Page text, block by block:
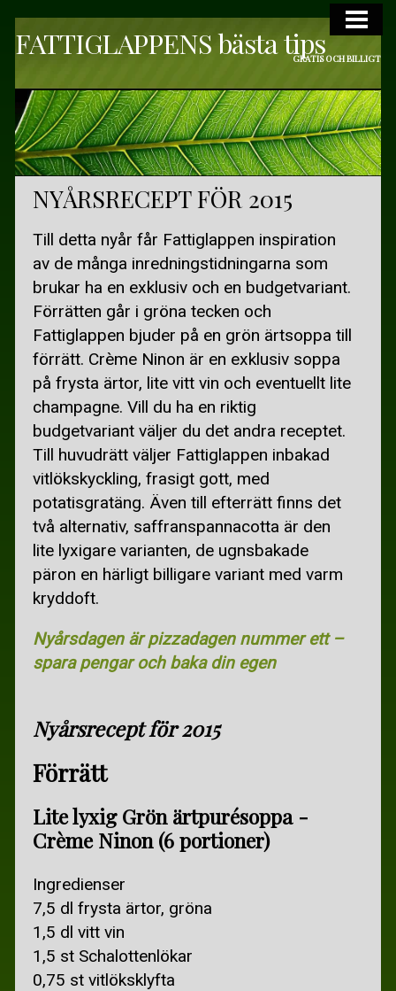
VARDAGSLYX
DAGSPA ÖVRIGA SVERIGE
ELEVBEHANDLINGAR
KULTUR
GRATIS I STOCKHOLM OCH GÖTEBORG
GRATIS TEATER OCH MUSIK
STARTA EN BOKCIRKEL
RESOR
BILLIGA FLYGBILJETTER
BILLIGA RESOR
GRATIS SEMESTER
SKIDÅKNING I SVERIGE
RECEPT
MATSEDEL
BILLIGA KÖTTRÄTTER
GRYTOR OCH GRATÄNGER
KYCKLINGRÄTTER
PIZZA, PASTA-, ÄGGRÄTTER
SOPPA
GAMLA MATSEDLAR
FATTIGLAPPENS bästa tipsGRATIS OCH BILLIGT
NYÅRSRECEPT FÖR 2015
Till detta nyår får Fattiglappen inspiration
av de många inredningstidningarna som
brukar ha en exklusiv och en budgetvariant.
Förrätten går i gröna tecken och
Fattiglappen bjuder på en grön ärtsoppa till
förrätt. Crème Ninon är en exklusiv soppa
på frysta ärtor, lite vitt vin och eventuellt lite
champagne. Vill du ha en riktig
budgetvariant väljer du det andra receptet.
Till huvudrätt väljer Fattiglappen inbakad
vitlökskyckling, frasigt gott, med
potatisgratäng. Även till efterrätt finns det
två alternativ, saffranspannacotta är den
lite lyxigare varianten, de ugnsbakade
päron en härligt billigare variant med varm
kryddoft.
Nyårsdagen är pizzadagen nummer ett –
spara pengar och baka din egen
Nyårsrecept för 2015
Förrätt
Lite lyxig Grön ärtpurésoppa -
Crème Ninon (6 portioner)
Ingredienser
7,5 dl frysta ärtor, gröna
1,5 dl vitt vin
1,5 st Schalottenlökar
0,75 st vitlöksklyfta